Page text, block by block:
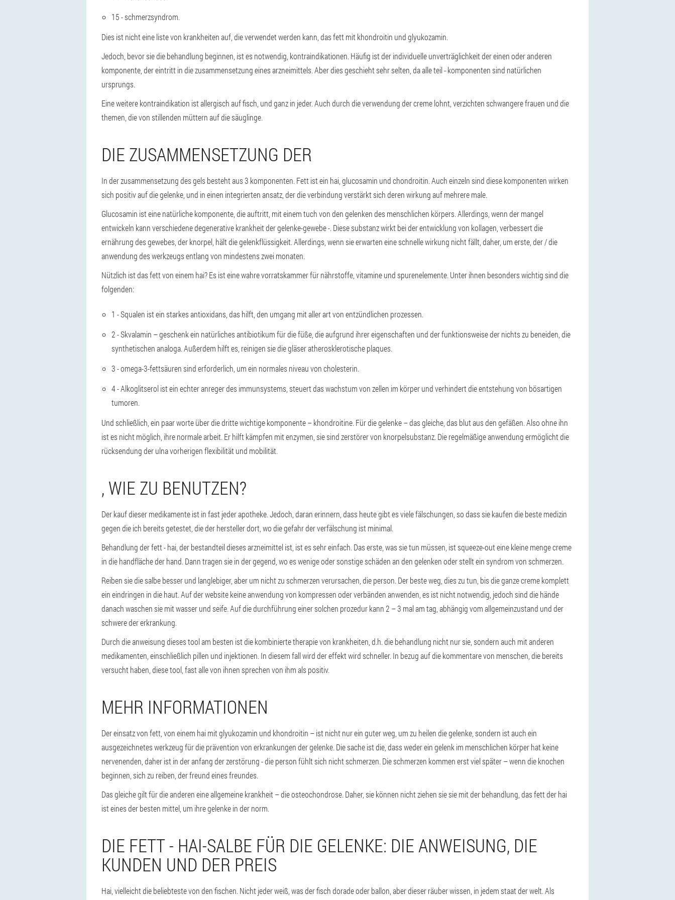
15 - schmerzsyndrom.
Dies ist nicht eine liste von krankheiten auf, die verwendet werden kann, das fett mit khondroitin und glyukozamin.
Jedoch, bevor sie die behandlung beginnen, ist es notwendig, kontraindikationen. Häufig ist der individuelle unverträglichkeit der einen oder anderen
komponente, der eintritt in die zusammensetzung eines arzneimittels. Aber dies geschieht sehr selten, da alle teil - komponenten sind natürlichen
ursprungs.
Eine weitere kontraindikation ist allergisch auf fisch, und ganz in jeder. Auch durch die verwendung der creme lohnt, verzichten schwangere frauen und die
themen, die von stillenden müttern auf die säuglinge.
DIE ZUSAMMENSETZUNG DER
In der zusammensetzung des gels besteht aus 3 komponenten. Fett ist ein hai, glucosamin und chondroitin. Auch einzeln sind diese komponenten wirken
sich positiv auf die gelenke, und in einen integrierten ansatz, der die verbindung verstärkt sich deren wirkung auf mehrere male.
Glucosamin ist eine natürliche komponente, die auftritt, mit einem tuch von den gelenken des menschlichen körpers. Allerdings, wenn der mangel
entwickeln kann verschiedene degenerative krankheit der gelenke-gewebe -. Diese substanz wirkt bei der entwicklung von kollagen, verbessert die
ernährung des gewebes, der knorpel, hält die gelenkflüssigkeit. Allerdings, wenn sie erwarten eine schnelle wirkung nicht fällt, daher, um erste, der / die
anwendung des werkzeugs entlang von mindestens zwei monaten.
Nützlich ist das fett von einem hai? Es ist eine wahre vorratskammer für nährstoffe, vitamine und spurenelemente. Unter ihnen besonders wichtig sind die
folgenden:
1 - Squalen ist ein starkes antioxidans, das hilft, den umgang mit aller art von entzündlichen prozessen.
2 - Skvalamin – geschenk ein natürliches antibiotikum für die füße, die aufgrund ihrer eigenschaften und der funktionsweise der nichts zu beneiden, die
synthetischen analoga. Außerdem hilft es, reinigen sie die gläser atherosklerotische plaques.
3 - omega-3-fettsäuren sind erforderlich, um ein normales niveau von cholesterin.
4 - Alkoglitserol ist ein echter anreger des immunsystems, steuert das wachstum von zellen im körper und verhindert die entstehung von bösartigen
tumoren.
Und schließlich, ein paar worte über die dritte wichtige komponente – khondroitine. Für die gelenke – das gleiche, das blut aus den gefäßen. Also ohne ihn
ist es nicht möglich, ihre normale arbeit. Er hilft kämpfen mit enzymen, sie sind zerstörer von knorpelsubstanz. Die regelmäßige anwendung ermöglicht die
rücksendung der ulna vorherigen flexibilität und mobilität.
, WIE ZU BENUTZEN?
Der kauf dieser medikamente ist in fast jeder apotheke. Jedoch, daran erinnern, dass heute gibt es viele fälschungen, so dass sie kaufen die beste medizin
gegen die ich bereits getestet, die der hersteller dort, wo die gefahr der verfälschung ist minimal.
Behandlung der fett - hai, der bestandteil dieses arzneimittel ist, ist es sehr einfach. Das erste, was sie tun müssen, ist squeeze-out eine kleine menge creme
in die handfläche der hand. Dann tragen sie in der gegend, wo es wenige oder sonstige schäden an den gelenken oder stellt ein syndrom von schmerzen.
Reiben sie die salbe besser und langlebiger, aber um nicht zu schmerzen verursachen, die person. Der beste weg, dies zu tun, bis die ganze creme komplett
ein eindringen in die haut. Auf der website keine anwendung von kompressen oder verbänden anwenden, es ist nicht notwendig, jedoch sind die hände
danach waschen sie mit wasser und seife. Auf die durchführung einer solchen prozedur kann 2 – 3 mal am tag, abhängig vom allgemeinzustand und der
schwere der erkrankung.
Durch die anweisung dieses tool am besten ist die kombinierte therapie von krankheiten, d.h. die behandlung nicht nur sie, sondern auch mit anderen
medikamenten, einschließlich pillen und injektionen. In diesem fall wird der effekt wird schneller. In bezug auf die kommentare von menschen, die bereits
versucht haben, diese tool, fast alle von ihnen sprechen von ihm als positiv.
MEHR INFORMATIONEN
Der einsatz von fett, von einem hai mit glyukozamin und khondroitin – ist nicht nur ein guter weg, um zu heilen die gelenke, sondern ist auch ein
ausgezeichnetes werkzeug für die prävention von erkrankungen der gelenke. Die sache ist die, dass weder ein gelenk im menschlichen körper hat keine
nervenenden, daher ist in der anfang der zerstörung - die person fühlt sich nicht schmerzen. Die schmerzen kommen erst viel später – wenn die knochen
beginnen, sich zu reiben, der freund eines freundes.
Das gleiche gilt für die anderen eine allgemeine krankheit – die osteochondrose. Daher, sie können nicht ziehen sie sie mit der behandlung, das fett der hai
ist eines der besten mittel, um ihre gelenke in der norm.
DIE FETT - HAI-SALBE FÜR DIE GELENKE: DIE ANWEISUNG, DIE
KUNDEN UND DER PREIS
Hai, vielleicht die beliebteste von den fischen. Nicht jeder weiß, was der fisch dorade oder ballon, aber dieser räuber wissen, in jedem staat der welt. Als